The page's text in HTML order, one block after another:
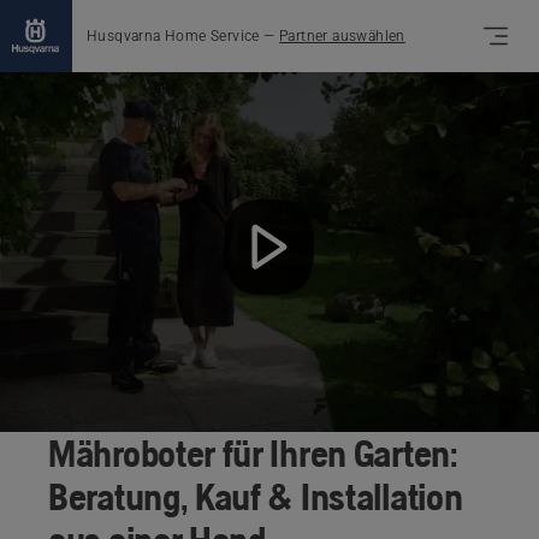
Husqvarna Home Service — Partner auswählen
Mähroboter für Ihren Garten:
Beratung, Kauf & Installation